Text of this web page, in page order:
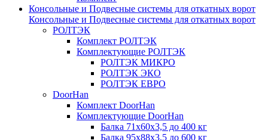
Консольные и Подвесные системы для откатных ворот
Консольные и Подвесные системы для откатных ворот
РОЛТЭК
Комплект РОЛТЭК
Комплектующие РОЛТЭК
РОЛТЭК МИКРО
РОЛТЭК ЭКО
РОЛТЭК ЕВРО
DoorHan
Комплект DoorHan
Комплектующие DoorHan
Балка 71х60х3,5 до 400 кг
Балка 95х88х3,5 до 600 кг